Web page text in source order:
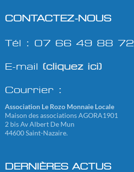
CONTACTEZ-NOUS
Tél : 07 66 49 88 72
E-mail (cliquez ici)
Courrier :
Association Le Rozo Monnaie Locale
Maison des associations AGORA1901
2 bis Av Albert De Mun
44600 Saint-Nazaire.
DERNIÈRES ACTUS